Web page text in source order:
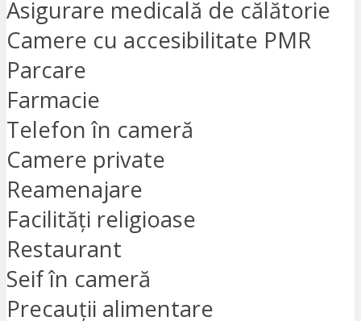
Asigurare medicală de călătorie
Camere cu accesibilitate PMR
Parcare
Farmacie
Telefon în cameră
Camere private
Reamenajare
Facilități religioase
Restaurant
Seif în cameră
Precauții alimentare